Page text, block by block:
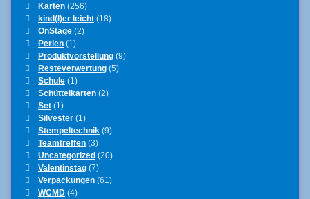
Karten(256)
kind(l)er leicht(18)
OnStage(2)
Perlen(1)
Produktvorstellung(9)
Resteverwertung(5)
Schule(1)
Schüttelkarten(2)
Set(1)
Silvester(1)
Stempeltechnik(9)
Teamtreffen(3)
Uncategorized (20)
Valentinstag(7)
Verpackungen(61)
WCMD(4)